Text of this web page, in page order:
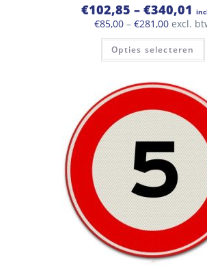
€102,85 – €340,01
tot
€85,00 – €281,00
€85,00
tot
€281,00
excl.
Opties selecteren